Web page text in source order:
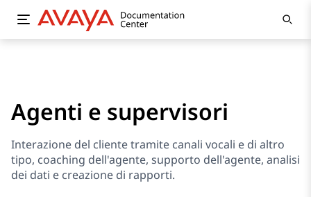
Agenti e supervisori
Interazione del cliente tramite canali vocali e di altro
tipo, coaching dell'agente, supporto dell'agente, analisi
dei dati e creazione di rapporti.